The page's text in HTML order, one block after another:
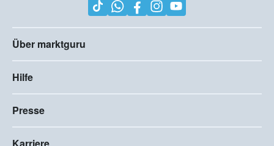
Über marktguru
Hilfe
Presse